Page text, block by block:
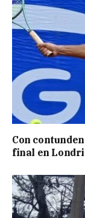
Con
final en